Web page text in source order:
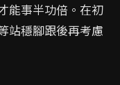
能事半功倍。在初
站穩腳跟後再考慮